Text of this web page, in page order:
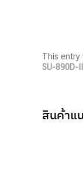
This entry
SU-890D-
สินค้าแ